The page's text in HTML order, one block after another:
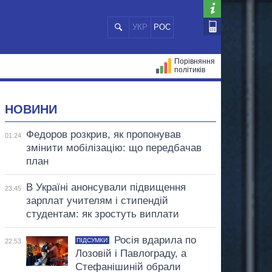
УКР РОС
Порівняння
політиків
НОВИНИ
01:24
Федоров розкрив, як пропонував
змінити мобілізацію: що передбачав
план
23:45
В Україні анонсували підвищення
зарплат учителям і стипендій
студентам: як зростуть виплати
22:53 ПІДСУМКИ
Росія вдарила по
Лозовій і Павлограду, а
Стефанішиній обрали